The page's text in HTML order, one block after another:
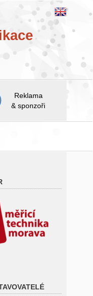
Reklama
& sponzoři